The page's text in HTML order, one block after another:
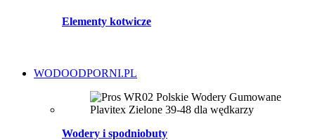
Elementy kotwicze
WODOODPORNI.PL
Wodery i spodniobuty